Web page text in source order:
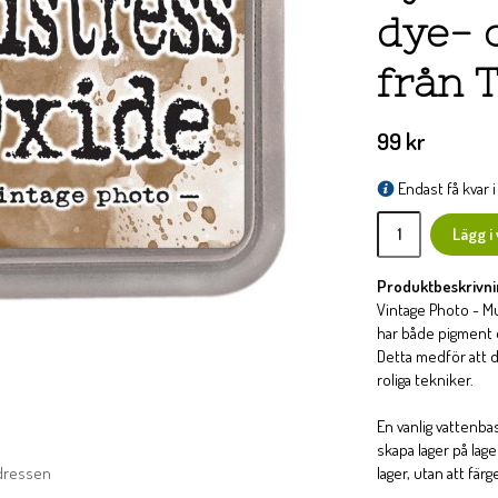
dye-
från
99 kr
Endast få kvar
Lägg
Vintage Photo -
har både
Detta medför att
roliga tekniker.
En vanlig
skapa lager på
lager, utan att